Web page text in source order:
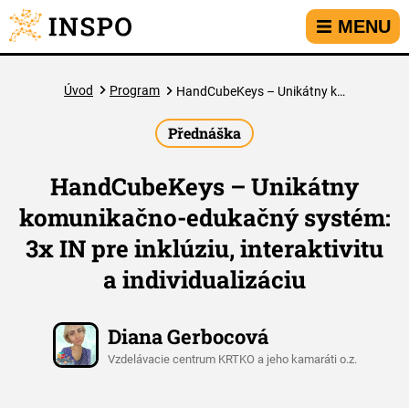
Přejít na hlavní menu
Přejít na obsah
Přejít na kontakt
MENU
Úvod Program HandCubeKeys – Unikátny komunikačno-edukačný systém: 3x IN pre inklúziu, interaktivitu a individualizáciu
Přednáška
HandCubeKeys – Unikátny
komunikačno-edukačný systém:
3x IN pre inklúziu, interaktivitu
a individualizáciu
Diana Gerbocová
Vzdelávacie centrum KRTKO a jeho kamaráti o.z.